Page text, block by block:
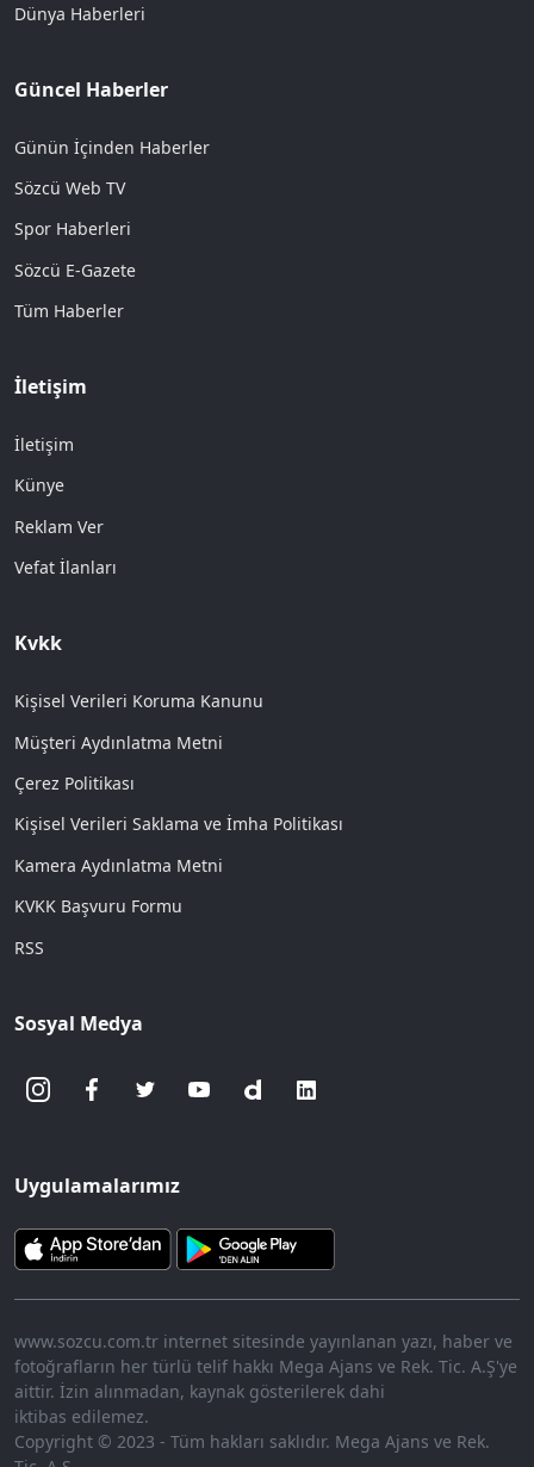
Dünya Haberleri
Güncel Haberler
Günün İçinden Haberler
Sözcü Web TV
Spor Haberleri
Sözcü E-Gazete
Tüm Haberler
İletişim
İletişim
Künye
Reklam Ver
Vefat İlanları
Kvkk
Kişisel Verileri Koruma Kanunu
Müşteri Aydınlatma Metni
Çerez Politikası
Kişisel Verileri Saklama ve İmha Politikası
Kamera Aydınlatma Metni
KVKK Başvuru Formu
RSS
Sosyal Medya
Uygulamalarımız
www.sozcu.com.tr internet sitesinde yayınlanan yazı, haber ve
fotoğrafların her türlü telif hakkı Mega Ajans ve Rek. Tic. A.Ş'ye
aittir. İzin alınmadan, kaynak gösterilerek dahi
iktibas edilemez.
Copyright © 2023 - Tüm hakları saklıdır. Mega Ajans ve Rek.